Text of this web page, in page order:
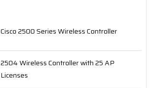
Cisco 2500 Series Wireless Controller
2504 Wireless Controller with 25 AP
Licenses